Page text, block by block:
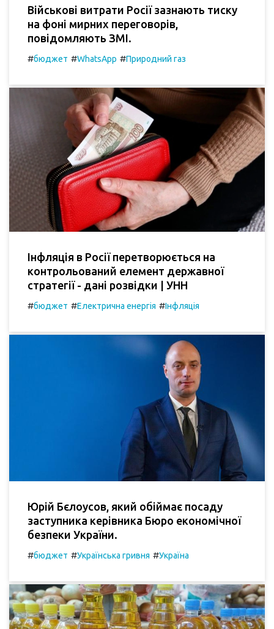
Військові витрати Росії зазнають тиску
на фоні мирних переговорів,
повідомляють ЗМІ.
#бюджет #WhatsApp #Природний газ
Інфляція в Росії перетворюється на
контрольований елемент державної
стратегії - дані розвідки | УНН
#бюджет #Електрична енергія #Інфляція
Юрій Бєлоусов, який обіймає посаду
заступника керівника Бюро економічної
безпеки України.
#бюджет #Українська гривня #Україна